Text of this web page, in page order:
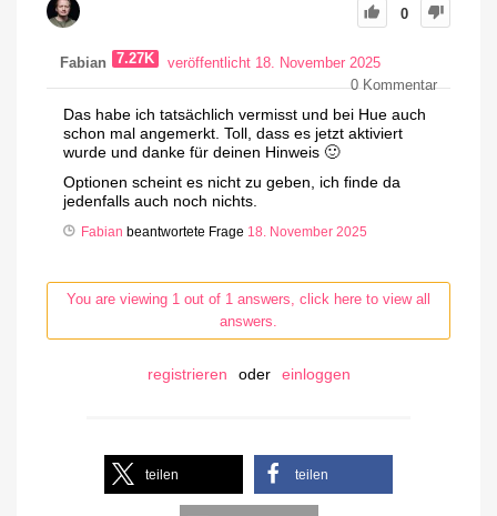
0
Fabian 7.27K
veröffentlicht 18. November 2025
0Kommentar
Das habe ich tatsächlich vermisst und bei Hue auch
schon mal angemerkt. Toll, dass es jetzt aktiviert
wurde und danke für deinen Hinweis 🙂
Optionen scheint es nicht zu geben, ich finde da
jedenfalls auch noch nichts.
Fabian beantwortete Frage 18. November 2025
You are viewing 1 out of 1 answers, click here to view all
answers.
registrieren oder einloggen
teilen teilen